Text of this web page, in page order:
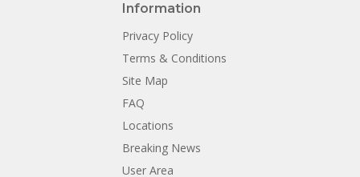
Information
Privacy Policy
Terms & Conditions
Site Map
FAQ
Locations
Breaking News
User Area